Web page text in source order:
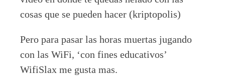
cosas que se pueden hacer (kriptopolis)
Pero para pasar las horas muertas jugando
con las WiFi, ‘con fines educativos’
WifiSlax me gusta mas.